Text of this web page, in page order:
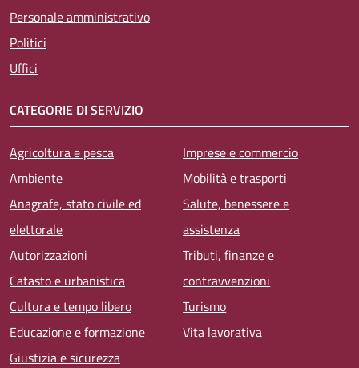
Personale amministrativo
Politici
Uffici
CATEGORIE DI SERVIZIO
Agricoltura e pesca
Ambiente
Anagrafe, stato civile ed
elettorale
Autorizzazioni
Catasto e urbanistica
Cultura e tempo libero
Educazione e formazione
Giustizia e sicurezza
Imprese e commercio
Mobilità e trasporti
Salute, benessere e
assistenza
Tributi, finanze e
contravvenzioni
Turismo
Vita lavorativa